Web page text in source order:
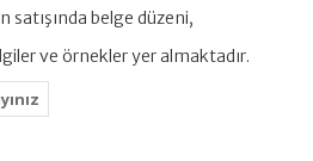
belge düzeni,
ve örnekler yer almaktadır.